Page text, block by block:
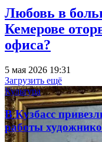
Любовь в
Кемерове
офиса?
5 мая 2026 19:31
Загрузить ещё
Культура
В Кузбасс
работы